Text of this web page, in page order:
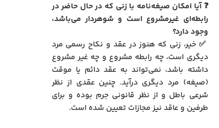
❓ آیا امکان صیغه‌نامه با زنی که در حال حاضر در
رابطه‌ای غیرمشروع است و شوهردار می‌باشد،
وجود دارد؟
✅ خیر، زنی که هنوز در عقد و نکاح رسمی مرد
دیگری است، چه رابطه مشروع و چه غیر مشروع
داشته باشد، نمی‌تواند به عقد دائم یا موقت
(صیغه) مرد دیگری درآید. چنین عقدی از نظر
شرعی باطل و از نظر قانونی جرم بوده و برای
طرفین و عاقد نیز مجازات تعیین شده است.